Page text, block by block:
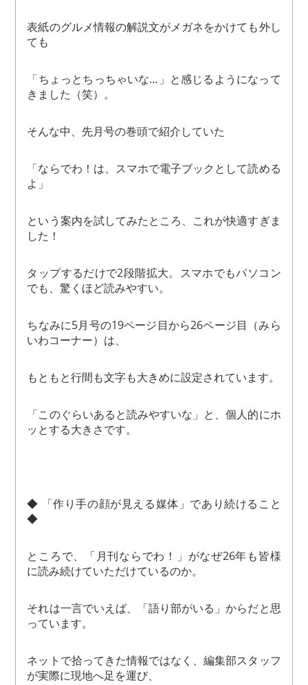
表紙のグルメ情報の解説文がメガネをかけても外し
ても
「ちょっとちっちゃいな…」と感じるようになって
きました（笑）。
そんな中、先月号の巻頭で紹介していた
「ならでわ！は、スマホで電子ブックとして読める
よ」
という案内を試してみたところ、これが快適すぎま
した！
タップするだけで2段階拡大。スマホでもパソコン
でも、驚くほど読みやすい。
ちなみに5月号の19ページ目から26ページ目（みら
いわコーナー）は、
もともと行間も文字も大きめに設定されています。
「このぐらいあると読みやすいな」と、個人的にホ
ッとする大きさです。
◆ 「作り手の顔が見える媒体」であり続けること
◆
ところで、「月刊ならでわ！」がなぜ26年も皆様
に読み続けていただけているのか。
それは一言でいえば、「語り部がいる」からだと思
っています。
ネットで拾ってきた情報ではなく、編集部スタッフ
が実際に現地へ足を運び、